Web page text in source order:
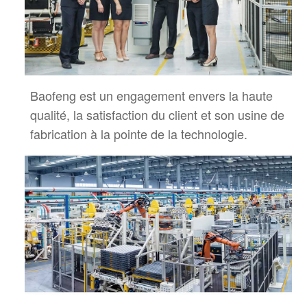
Baofeng est un engagement envers la haute
qualité, la satisfaction du client et son usine de
fabrication à la pointe de la technologie.